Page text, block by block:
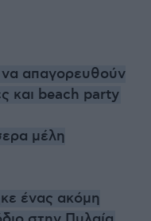
απαγορευθούν
και beach party
μέλη
ένας ακόμη